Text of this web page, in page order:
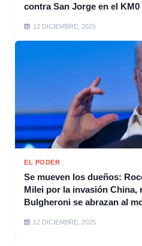
contra San Jorge en el KM0
12 DICIEMBRE, 2025
EL PODER
Se mueven los dueños:
Milei por la invasión China,
Bulgheroni se abrazan al
12 DICIEMBRE, 2025